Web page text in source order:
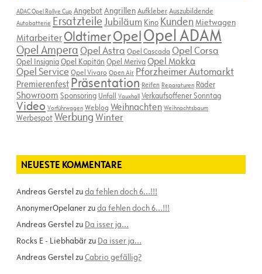
ADAC Opel Rallye Cup AngebotAngrillenAufkleberAuszubildende
Autobatterie ErsatzteileJubiläum Kino KundenMietwagen
Mitarbeiter OldtimerOpelOpel ADAM
Opel AmperaOpel Astra Opel Cascada Opel Corsa
Opel InsigniaOpel Kapitän Opel MerivaOpel Mokka
Opel ServiceOpel Vivaro Open Air Pforzheimer Automarkt
Premierenfest Präsentation Reifen Reparaturen Räder
Showroom Sponsoring Unfall Vauxhall Verkaufsoffener Sonntag
Video Vorführwagen Weblog Weihnachten Weihnachtsbaum
WerbespotWerbungWinter
NEUESTE KOMMENTARE
Andreas Gerstelzuda fehlen doch 6…!!!
AnonymerOpelanerzuda fehlen doch 6…!!!
Andreas Gerstelzu Da isser ja…
Rocks E - Liebhabärzu Da isser ja…
Andreas GerstelzuCabrio gefällig?